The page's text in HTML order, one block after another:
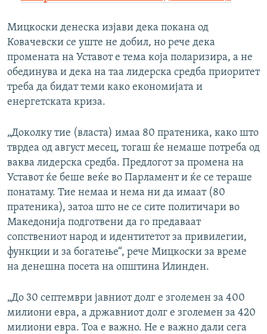
Мицкоски денеска изјави дека покана од
Ковачевски се уште не добил, но рече дека
промената на Уставот е тема која поларизира, а не
обединува и дека на таа лидерска средба приоритет
треба да бидат теми како економијата и
енергетската криза.
„Доколку тие (власта) имаа 80 пратеника, како што
тврдеа од август месец, тогаш ќе немаше потреба од
ваква лидерска средба. Предлогот за промена на
Уставот ќе беше веќе во Парламент и ќе се тераше
понатаму. Тие немаа и нема ни да имаат (80
пратеника), затоа што не се сите политичари во
Македонија подготвени да го предаваат
сопствениот народ и идентитетот за привилегии,
функции и за богатење“, рече Мицкоски за време
на денешна посета на општина Илинден.
„До 30 септември јавниот долг е зголемен за 400
милиони евра, а државниот долг е зголемен за 420
милиони евра. Тоа е важно. Не е важно дали сега